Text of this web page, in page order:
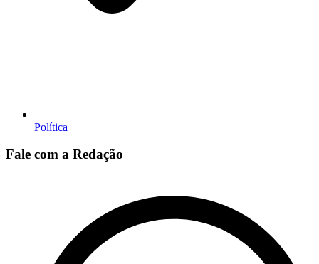
Política
Fale com a Redação